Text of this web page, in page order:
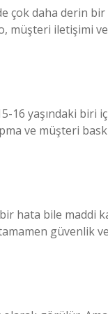
çok daha derin
müşteri iletişimi
16 yaşındaki biri
ve müşteri
hata bile maddi
güvenlik